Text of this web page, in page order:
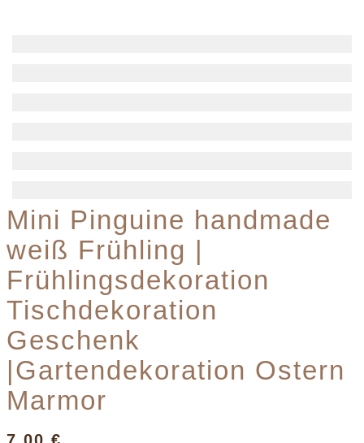
Mini Pinguine handmade
weiß Frühling |
Frühlingsdekoration
Tischdekoration
Geschenk
|Gartendekoration Ostern
Marmor